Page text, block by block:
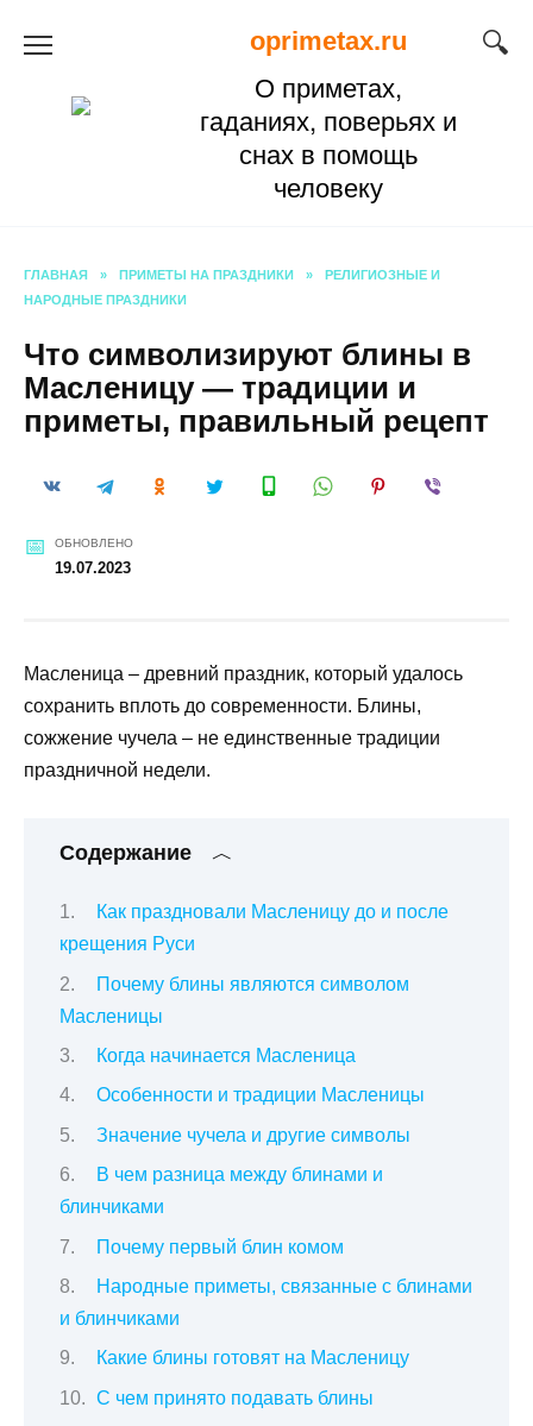
oprimetax.ru
О приметах,
гаданиях, поверьях и
снах в помощь
человеку
ГЛАВНАЯ » ПРИМЕТЫ НА ПРАЗДНИКИ »
РЕЛИГИОЗНЫЕ И
НАРОДНЫЕ ПРАЗДНИКИ
Что символизируют блины в
Масленицу — традиции и
приметы, правильный рецепт
ОБНОВЛЕНО
19.07.2023
Масленица – древний праздник, который удалось
сохранить вплоть до современности. Блины,
сожжение чучела – не единственные традиции
праздничной недели.
Содержание
Как праздновали Масленицу до и после
крещения Руси
Почему блины являются символом
Масленицы
Когда начинается Масленица
Особенности и традиции Масленицы
Значение чучела и другие символы
В чем разница между блинами и
блинчиками
Почему первый блин комом
Народные приметы, связанные с блинами
и блинчиками
Какие блины готовят на Масленицу
С чем принято подавать блины